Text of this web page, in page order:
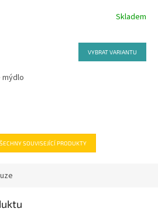
Skladem
VYBRAT VARIANTU
mýdlo
SOUVISEJÍCÍ PRODUKTY